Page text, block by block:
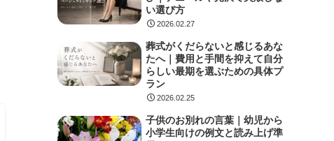
い選び方
2026.02.27
葬式がくだらないと感じるあな
たへ｜費用と手間を抑えて自分
らしい最期を選ぶための具体プ
ラン
2026.02.25
子供のお別れの言葉｜幼児から
小学生向けの例文と読み上げ準